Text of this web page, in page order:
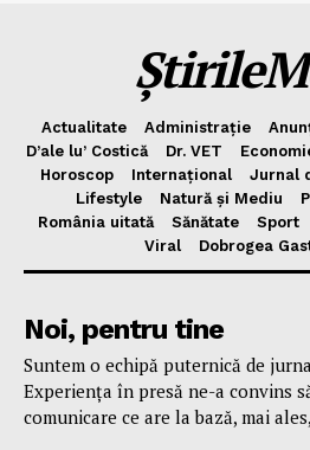
Actualitate Administrație
D’ale lu’ Costică
Dr. VET
Horoscop
Internațional Jurnal
Lifestyle
Natură și Mediu
România uitată
Sănătate Sport
Viral
Dobrogea
Noi, pentru tine
Suntem o echipă puternică de
Experiența în presă ne-a convins
comunicare ce are la bază, mai